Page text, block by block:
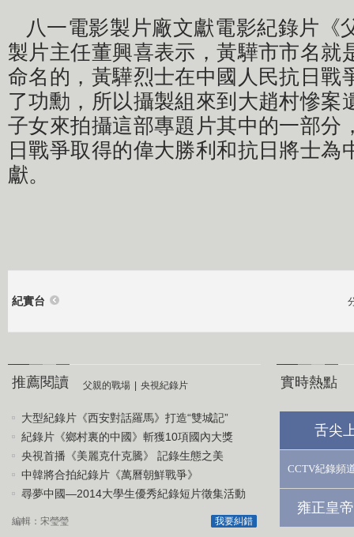
八一電影製片廠文獻電影紀錄片《
製片主任董興喜表示，黃驊市市名就
命名的，黃驊烈士在中國人民抗日戰
了功勳，所以攝製組來到大趙村慘案
子女來拍攝這部專題片其中的一部分
日戰爭取得的偉大勝利和抗日將士為
獻。
紀實台
推薦閱讀 父親的戰場 | 央視紀錄片
大型紀錄片《西安對話羅馬》打造“雙城記”
紀錄片《鄉村裏的中國》斬獲10項國內大獎
央視首播《美麗克什克騰》 記錄生態之美
中韓將合拍紀錄片《萬曆朝鮮戰爭》
尋夢中國—2014大學生優秀紀錄短片徵集活動
我要糾錯
編輯：宋瑩瑩
實時熱點
舌尖
CCTV紀錄頻
雍正皇